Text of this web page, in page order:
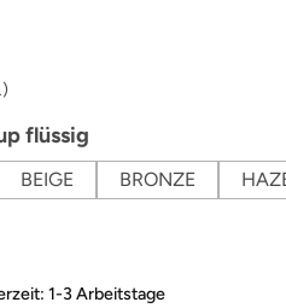
)
flüssig
BEIGE BRONZE
1-3 Arbeitstage